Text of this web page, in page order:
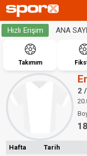
Hızlı Erişim ANA
Takımım
2
Hafta Tarih